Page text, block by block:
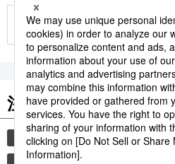
もっと見る
注目のキーワード
共同通信ニュース 気象・災害